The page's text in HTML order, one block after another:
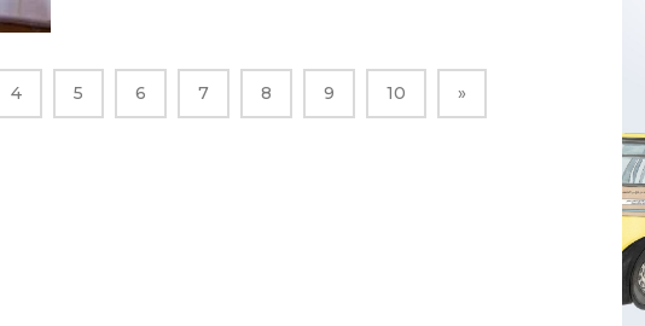
4 5 6 7 8 9 10 »